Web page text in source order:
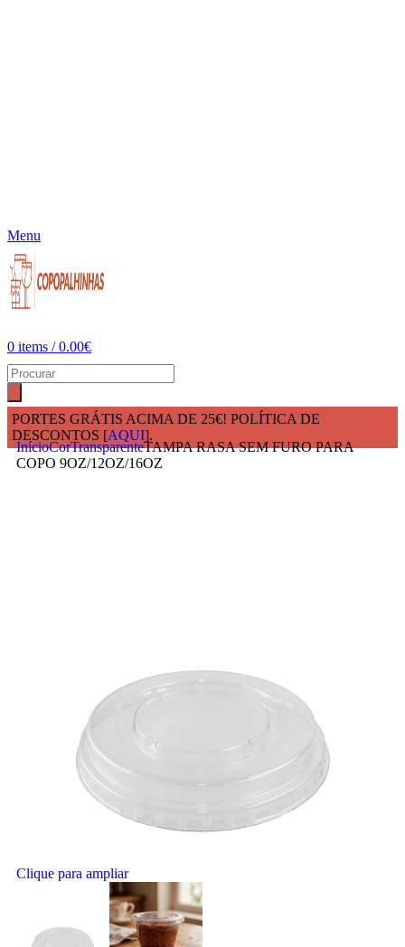
Menu
0 items / 0.00€
PORTES GRÁTIS ACIMA DE 25€! POLÍTICA DE
DESCONTOS [AQUI].
InícioCorTransparenteTAMPA RASA SEM FURO PARA
COPO 9OZ/12OZ/16OZ
Clique para ampliar